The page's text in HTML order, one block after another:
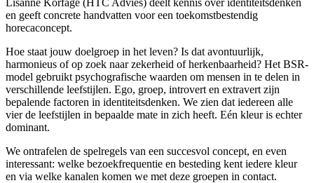
en geeft concrete handvatten voor een toekomstbestendig
horecaconcept.
Hoe staat jouw doelgroep in het leven? Is dat avontuurlijk,
harmonieus of op zoek naar zekerheid of herkenbaarheid? Het BSR-
model gebruikt psychografische waarden om mensen in te delen in
verschillende leefstijlen. Ego, groep, introvert en extravert zijn
bepalende factoren in identiteitsdenken. We zien dat iedereen alle
vier de leefstijlen in bepaalde mate in zich heeft. Eén kleur is echter
dominant.
We ontrafelen de spelregels van een succesvol concept, en even
interessant: welke bezoekfrequentie en besteding kent iedere kleur
en via welke kanalen komen we met deze groepen in contact.